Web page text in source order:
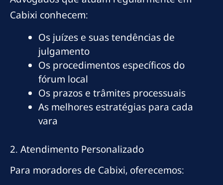
Cabixi conhecem:
Os juízes e suas tendências de
julgamento
Os procedimentos específicos do
fórum local
Os prazos e trâmites processuais
As melhores estratégias para cada
vara
2. Atendimento Personalizado
Para moradores de Cabixi, oferecemos: